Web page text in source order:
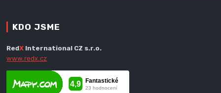
KDO JSME
RedX International CZ s.r.o.
www.redx.cz